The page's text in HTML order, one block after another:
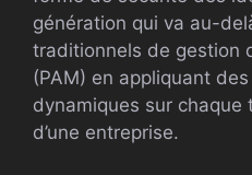
génération qui va au-
traditionnels de gestion
(PAM) en appliquant
dynamiques sur chaque
d’une entreprise.